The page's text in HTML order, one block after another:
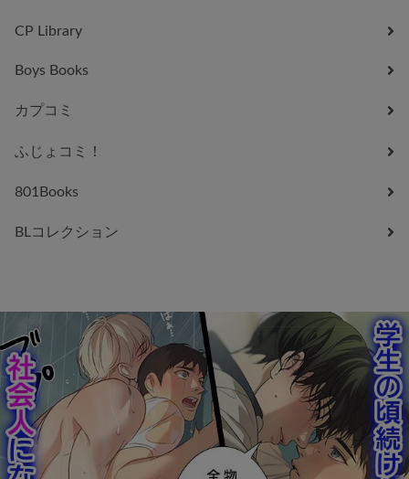
CP Library
Boys Books
カプコミ
ふじょコミ！
801Books
BLコレクション